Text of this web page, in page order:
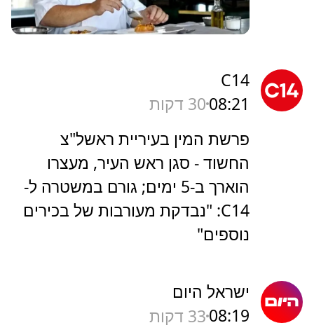
C14
08:2130 דקות
פרשת המין בעיריית ראשל"צ
החשוד - סגן ראש העיר, מעצרו
הוארך ב-5 ימים; גורם במשטרה ל-
C14: "נבדקת מעורבות של בכירים
נוספים"
ישראל היום
08:1933 דקות